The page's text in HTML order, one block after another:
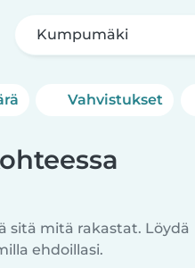
Kumpumäki
Vahvistukset
sitä mitä rakastat. Löydä
ehdoillasi.